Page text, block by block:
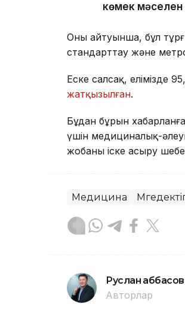
көмек мәселен
Оның айтуынша, бұл
стандарттау және
Еске салсақ, елімізде
жатқызылған.
Бұдан бұрын
үшін медициналық-
жобаны іске асыру
Медицина
Руслан Ғаббасов
Авторлар